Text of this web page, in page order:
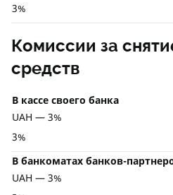
3%
Комиссии за
средств
В кассе своего банка
UAH — 3%
3%
В банкоматах банков-
UAH — 3%